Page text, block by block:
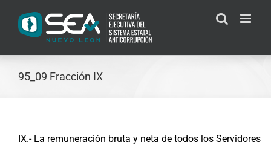
content
95_09 Fracción IX
IX.- La remuneración bruta y neta de todos los Servidores